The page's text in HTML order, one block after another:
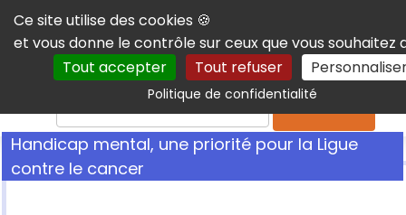
Panneau de gestion des cookies
Ce site utilise des cookies 🍪
et vous donne le contrôle sur ceux que vous souhaitez
Tout accepter
Tout refuser
Politique de confidentialité
Handicap mental, une priorité pour la Ligue
contre le cancer